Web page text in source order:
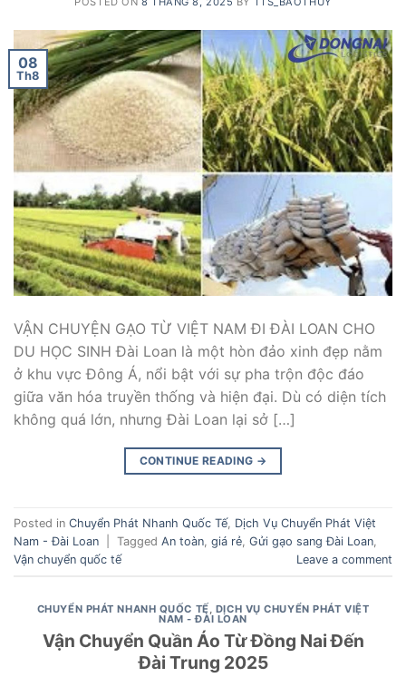
08
Th8
VẬN CHUYỆN GẠO TỪ VIỆT NAM ĐI ĐÀI LOAN CHO
DU HỌC SINH Đài Loan là một hòn đảo xinh đẹp nằm
ở khu vực Đông Á, nổi bật với sự pha trộn độc đáo
giữa văn hóa truyền thống và hiện đại. Dù có diện tích
không quá lớn, nhưng Đài Loan lại sở […]
CONTINUE READING →
Posted in Chuyển Phát Nhanh Quốc Tế, Dịch Vụ Chuyển Phát Việt
Nam - Đài Loan
Tagged An toàn giá rẻ Gửi gạo sang Đài Loan
Vận chuyển quốc tế
Leave a comment
CHUYỂN PHÁT NHANH QUỐC TẾ, DỊCH VỤ CHUYỂN PHÁT VIỆT
NAM - ĐÀI LOAN
Vận Chuyển Quần Áo Từ Đồng Nai Đến
Đài Trung 2025